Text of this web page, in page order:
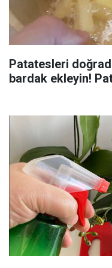
Patatesleri
bardak ekleyin!